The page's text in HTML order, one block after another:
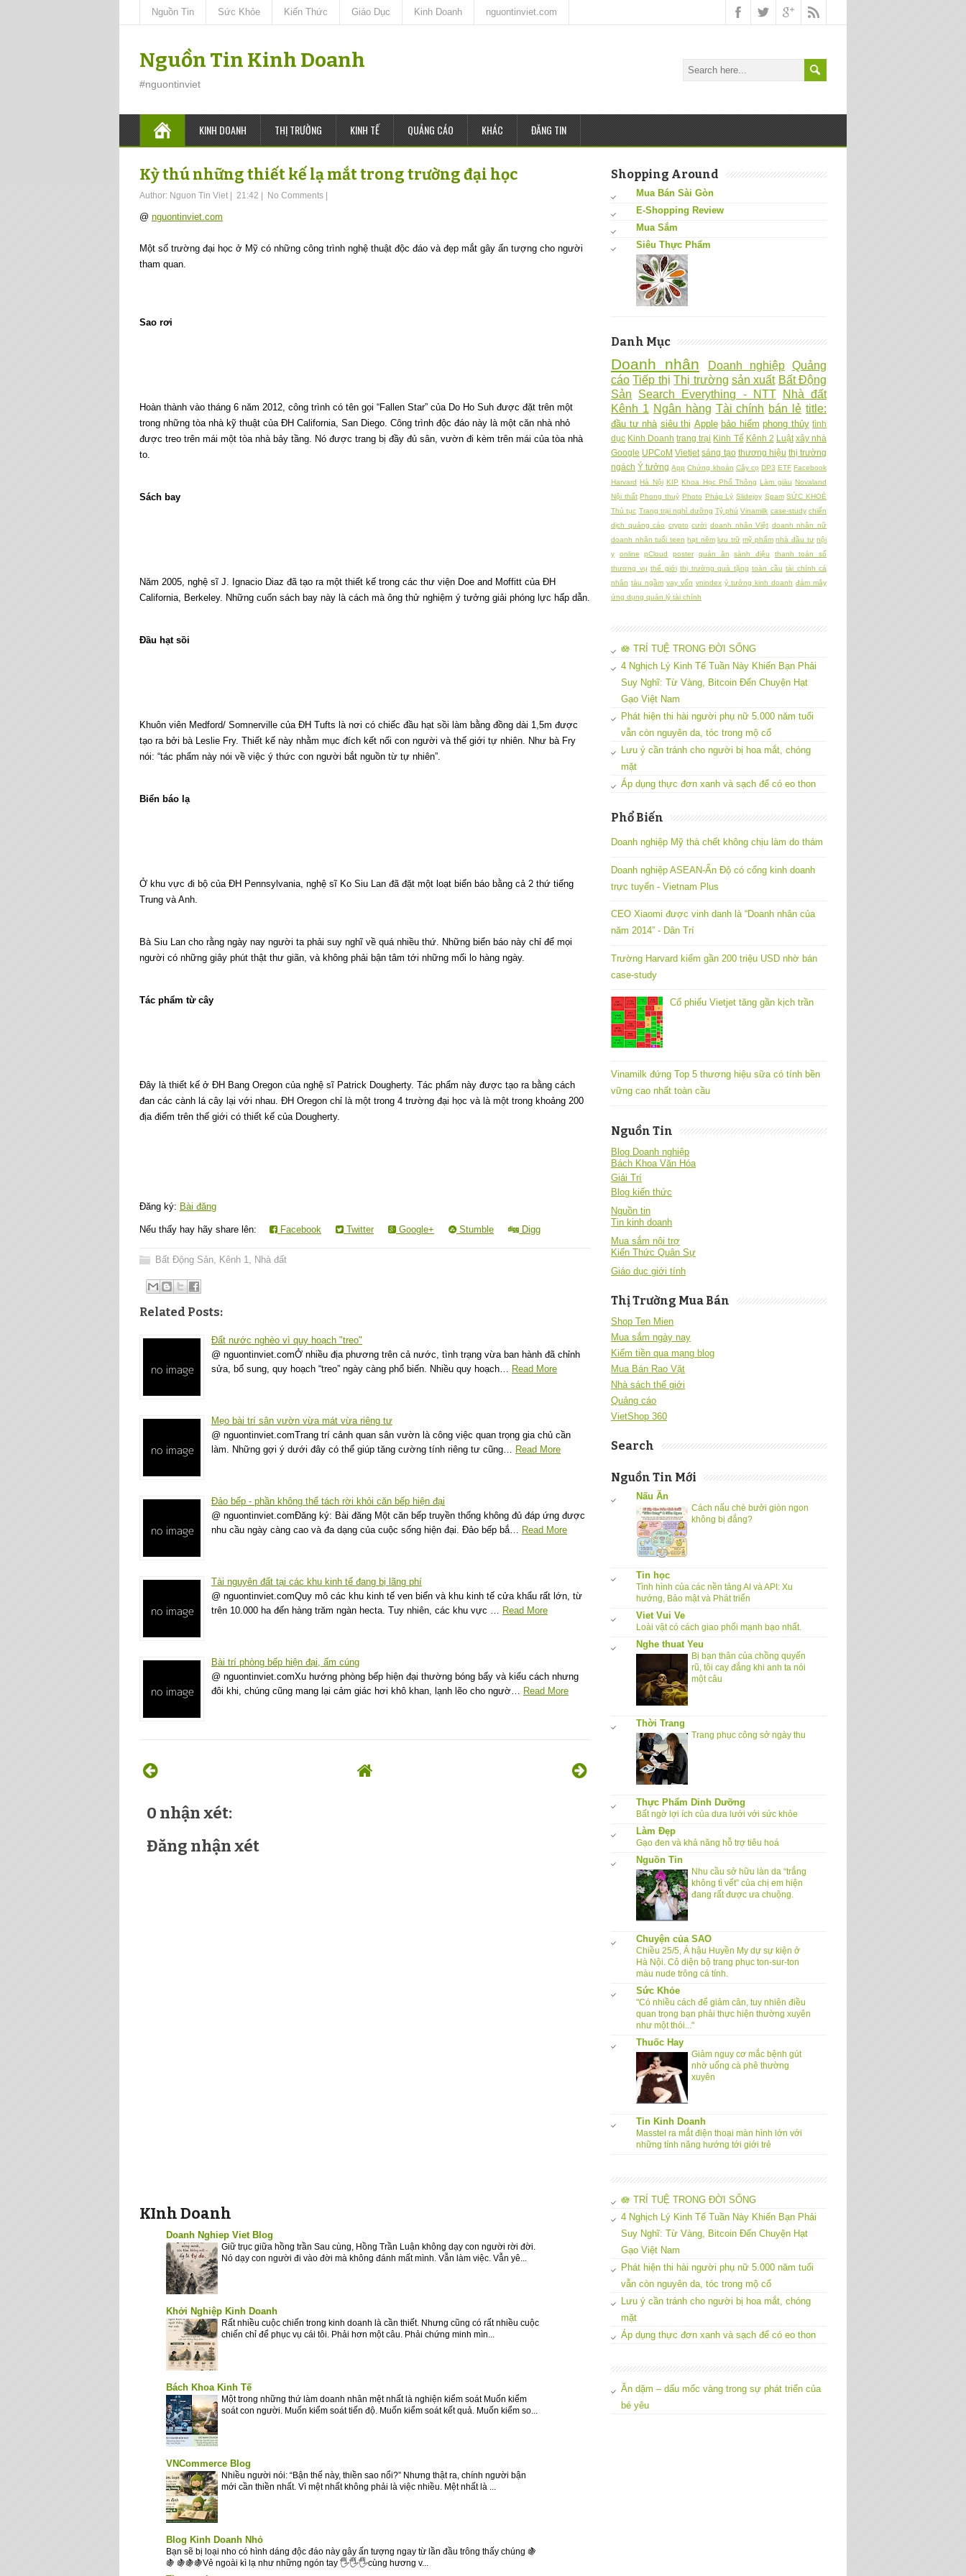
Nguồn Tin Sức Khỏe Kiến Thức Giáo Dục Kinh Doanh nguontinviet.com
Nguồn Tin Kinh Doanh
#nguontinviet
KINH DOANH THỊ TRƯỜNG KINH TẾ QUẢNG CÁO KHÁC ĐĂNG TIN
Kỳ thú những thiết kế lạ mắt trong trường đại học
Author: Nguon Tin Viet 21:42 No Comments
@ nguontinviet.com
Một số trường đại học ở Mỹ có những công trình nghệ thuật độc đáo và đẹp mắt gây ấn tượng cho người
tham quan.
Sao rơi
Hoàn thành vào tháng 6 năm 2012, công trình có tên gọi “Fallen Star” của Do Ho Suh được đặt trên một
trong những tòa nhà kỹ thuật của ĐH California, San Diego. Công trình độc đáo này là một căn nhà nhỏ
được treo trên mái một tòa nhà bảy tầng. Nó được trang bị đầy đủ sân, vườn đi kèm trên mái của tòa nhà
to.
Sách bay
Năm 2005, nghệ sĩ J. Ignacio Diaz đã tạo ra một thiết kế trong các thư viện Doe and Moffitt của ĐH
California, Berkeley. Những cuốn sách bay này là cách mà ông thử nghiệm ý tưởng giải phóng lực hấp dẫn.
Đầu hạt sồi
Khuôn viên Medford/ Somnerville của ĐH Tufts là nơi có chiếc đầu hạt sồi làm bằng đồng dài 1,5m được
tạo ra bởi bà Leslie Fry. Thiết kế này nhằm mục đích kết nối con người và thế giới tự nhiên. Như bà Fry
nói: “tác phẩm này nói về việc ý thức con người bắt nguồn từ tự nhiên”.
Biển báo lạ
Ở khu vực đi bộ của ĐH Pennsylvania, nghệ sĩ Ko Siu Lan đã đặt một loạt biển báo bằng cả 2 thứ tiếng
Trung và Anh.
Bà Siu Lan cho rằng ngày nay người ta phải suy nghĩ về quá nhiều thứ. Những biển báo này chỉ để mọi
người có những giây phút thật thư giãn, và không phải bận tâm tới những mối lo hàng ngày.
Tác phẩm từ cây
Đây là thiết kế ở ĐH Bang Oregon của nghệ sĩ Patrick Dougherty. Tác phẩm này được tạo ra bằng cách
đan các cành lá cây lại với nhau. ĐH Oregon chỉ là một trong 4 trường đại học và là một trong khoảng 200
địa điểm trên thế giới có thiết kế của Dougherty.
Đăng ký: Bài đăng
Nếu thấy hay hãy share lên: Facebook Twitter Google+ Stumble Digg
Bất Động Sản, Kênh 1, Nhà đất
Related Posts:
Đất nước nghèo vì quy hoạch "treo"
@ nguontinviet.comỞ nhiều địa phương trên cả nước, tình trạng vừa ban hành đã chỉnh
sửa, bổ sung, quy hoạch “treo” ngày càng phổ biến. Nhiều quy hoạch…
Read More
Mẹo bài trí sân vườn vừa mát vừa riêng tư
@ nguontinviet.comTrang trí cảnh quan sân vườn là công việc quan trọng gia chủ cần
làm. Những gợi ý dưới đây có thể giúp tăng cường tính riêng tư cũng…
Read More
Đảo bếp - phần không thể tách rời khỏi căn bếp hiện đại
@ nguontinviet.comĐăng ký: Bài đăng Một căn bếp truyền thống không đủ đáp ứng được
nhu cầu ngày càng cao và đa dạng của cuộc sống hiện đại. Đảo bếp bắ…
Read More
Tài nguyên đất tại các khu kinh tế đang bị lãng phí
@ nguontinviet.comQuy mô các khu kinh tế ven biển và khu kinh tế cửa khẩu rất lớn, từ
trên 10.000 ha đến hàng trăm ngàn hecta. Tuy nhiên, các khu vực …
Read More
Bài trí phòng bếp hiện đại, ấm cúng
@ nguontinviet.comXu hướng phòng bếp hiện đại thường bóng bẩy và kiểu cách nhưng
đôi khi, chúng cũng mang lại cảm giác hơi khô khan, lạnh lẽo cho ngườ…
Read More
0 nhận xét:
Đăng nhận xét
KInh Doanh
Doanh Nghiep Viet Blog
Giữ trục giữa hồng trần Sau cùng, Hồng Trần Luận không dạy con người rời đời.
Nó dạy con người đi vào đời mà không đánh mất mình. Vẫn làm việc. Vẫn yê...
Khởi Nghiệp Kinh Doanh
Rất nhiều cuộc chiến trong kinh doanh là cần thiết. Nhưng cũng có rất nhiều cuộc
chiến chỉ để phục vụ cái tôi. Phải hơn một câu. Phải chứng minh mìn...
Bách Khoa Kinh Tế
Một trong những thứ làm doanh nhân mệt nhất là nghiện kiểm soát Muốn kiểm
soát con người. Muốn kiểm soát tiến độ. Muốn kiểm soát kết quả. Muốn kiểm so...
VNCommerce Blog
Nhiều người nói: “Bận thế này, thiền sao nổi?” Nhưng thật ra, chính người bận
mới cần thiền nhất. Vì mệt nhất không phải là việc nhiều. Mệt nhất là ...
Blog Kinh Doanh Nhỏ
Bạn sẽ bị loại nho có hình dáng độc đáo này gây ấn tượng ngay từ lần đầu trông thấy chúng 🍇
🍇 🍇🍇🍇Vẻ ngoài kì lạ như những ngón tay 🖐🖐🖐cùng hương v...
Shopping Around
Mua Bán Sài Gòn
E-Shopping Review
Mua Sắm
Siêu Thực Phẩm
Danh Mục
Doanh nhân Doanh nghiệp Quảng
cáo Tiếp thị Thị trường sản xuất Bất Động
Sản
Search Everything - NTT
Nhà đất
Kênh 1 Ngân hàng Tài chính bán lẻ title:
đầu tư nhà siêu thị Apple bảo hiểm phong thủy tình
dục Kinh Doanh trang trại Kinh Tế Kênh 2 Luật xây nhà
Google UPCoM Vietjet sáng tạo thương hiệu thị trường
ngách Ý tưởng App Chứng khoán Cây cọ DP3 ETF Facebook
Harvard Hà Nội KIP Khoa Học Phổ Thông Làm giàu Novaland
Nội thất Phong thuỷ Photo Pháp Lý Slidejoy Spam SỨC KHOẺ
Thủ tục Trang trại nghỉ dưỡng Tỷ phú Vinamilk case-study chiến
dịch quảng cáo crypto cười doanh nhân Việt doanh nhân nữ
doanh nhân tuổi teen hạt nêm lưu trữ mỹ phẩm nhà đầu tư nội
y
online pCloud poster quán ăn sành điệu
thanh toán số
thương vụ thế giới thị trường quà tặng toàn cầu tài chính cá
nhân tàu ngầm vay vốn vnindex ý tưởng kinh doanh đám mây
ứng dụng quản lý tài chính
🪷 TRÍ TUỆ TRONG ĐỜI SỐNG
4 Nghịch Lý Kinh Tế Tuần Này Khiến Bạn Phải
Suy Nghĩ: Từ Vàng, Bitcoin Đến Chuyện Hạt
Gạo Việt Nam
Phát hiện thi hài người phụ nữ 5.000 năm tuổi
vẫn còn nguyên da, tóc trong mộ cổ
Lưu ý cần tránh cho người bị hoa mắt, chóng
mặt
Áp dụng thực đơn xanh và sạch để có eo thon
Phổ Biến
Doanh nghiệp Mỹ thà chết không chịu làm do thám
Doanh nghiệp ASEAN-Ấn Độ có cổng kinh doanh
trực tuyến - Vietnam Plus
CEO Xiaomi được vinh danh là “Doanh nhân của
năm 2014” - Dân Trí
Trường Harvard kiếm gần 200 triệu USD nhờ bán
case-study
Cổ phiếu Vietjet tăng gần kịch trần
Vinamilk đứng Top 5 thương hiệu sữa có tính bền
vững cao nhất toàn cầu
Nguồn Tin
Blog Doanh nghiệp
Bách Khoa Văn Hóa
Giải Trí
Blog kiến thức
Nguồn tin
Tin kinh doanh
Mua sắm nội trợ
Kiến Thức Quân Sự
Giáo dục giới tính
Thị Trường Mua Bán
Shop Ten Mien
Mua sắm ngày nay
Kiếm tiền qua mạng blog
Mua Bán Rao Vặt
Nhà sách thế giới
Quảng cáo
VietShop 360
Search
Nguồn Tin Mới
Nấu Ăn
Cách nấu chè bưởi giòn ngon
không bị đắng?
Tin học
Tình hình của các nền tảng AI và API: Xu
hướng, Bảo mật và Phát triển
Viet Vui Ve
Loài vật có cách giao phối mạnh bạo nhất.
Nghe thuat Yeu
Bị bạn thân của chồng quyến
rũ, tôi cay đắng khi anh ta nói
một câu
Thời Trang
Trang phục công sở ngày thu
Thực Phẩm Dinh Dưỡng
Bất ngờ lợi ích của dưa lưới với sức khỏe
Làm Đẹp
Gạo đen và khả năng hỗ trợ tiêu hoá
Nguồn Tin
Nhu cầu sở hữu làn da “trắng
không tì vết” của chị em hiện
đang rất được ưa chuộng.
Chuyện của SAO
Chiều 25/5, Á hậu Huyền My dự sự kiện ở
Hà Nội. Cô diện bộ trang phục ton-sur-ton
màu nude trông cá tính.
Sức Khỏe
"Có nhiều cách để giảm cân, tuy nhiên điều
quan trọng bạn phải thực hiện thường xuyên
như một thói..."
Thuốc Hay
Giảm nguy cơ mắc bệnh gút
nhờ uống cà phê thường
xuyên
Tin Kinh Doanh
Masstel ra mắt điện thoại màn hình lớn với
những tính năng hướng tới giới trẻ
🪷 TRÍ TUỆ TRONG ĐỜI SỐNG
4 Nghịch Lý Kinh Tế Tuần Này Khiến Bạn Phải
Suy Nghĩ: Từ Vàng, Bitcoin Đến Chuyện Hạt
Gạo Việt Nam
Phát hiện thi hài người phụ nữ 5.000 năm tuổi
vẫn còn nguyên da, tóc trong mộ cổ
Lưu ý cần tránh cho người bị hoa mắt, chóng
mặt
Áp dụng thực đơn xanh và sạch để có eo thon
Ăn dặm – dấu mốc vàng trong sự phát triển của
bé yêu